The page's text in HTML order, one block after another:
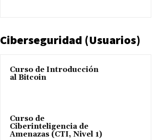
Ciberseguridad (Usuarios)
Curso de Introducción
al Bitcoin
Curso de
Ciberinteligencia de
Amenazas (CTI, Nivel 1)